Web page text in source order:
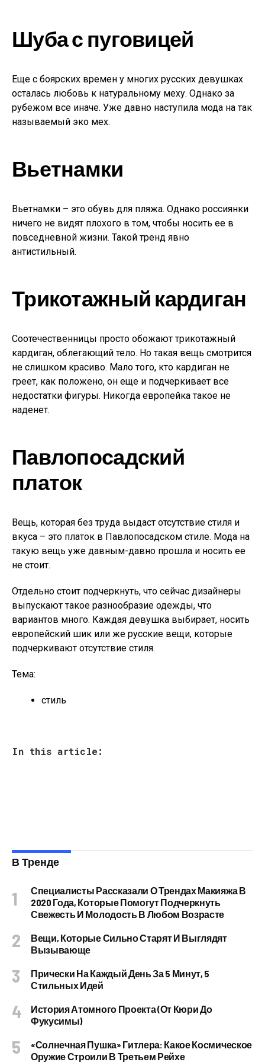
Шуба с пуговицей
Еще с боярских времен у многих русских девушках
осталась любовь к натуральному меху. Однако за
рубежом все иначе. Уже давно наступила мода на так
называемый эко мех.
Вьетнамки
Вьетнамки – это обувь для пляжа. Однако россиянки
ничего не видят плохого в том, чтобы носить ее в
повседневной жизни. Такой тренд явно
антистильный.
Трикотажный кардиган
Соотечественницы просто обожают трикотажный
кардиган, облегающий тело. Но такая вещь смотрится
не слишком красиво. Мало того, кто кардиган не
греет, как положено, он еще и подчеркивает все
недостатки фигуры. Никогда европейка такое не
наденет.
Павлопосадский
платок
Вещь, которая без труда выдаст отсутствие стиля и
вкуса – это платок в Павлопосадском стиле. Мода на
такую вещь уже давным-давно прошла и носить ее
не стоит.
Отдельно стоит подчеркнуть, что сейчас дизайнеры
выпускают такое разнообразие одежды, что
вариантов много. Каждая девушка выбирает, носить
европейский шик или же русские вещи, которые
подчеркивают отсутствие стиля.
Тема:
стиль
In this article:
В Тренде
Специалисты Рассказали О Трендах Макияжа В
2020 Года, Которые Помогут Подчеркнуть
Свежесть И Молодость В Любом Возрасте
Вещи, Которые Сильно Старят И Выглядят
Вызывающе
Прически На Каждый День За 5 Минут, 5
Стильных Идей
История Атомного Проекта (от Кюри До
Фукусимы)
«Солнечная Пушка» Гитлера: Какое Космическое
Оружие Строили В Третьем Рейхе